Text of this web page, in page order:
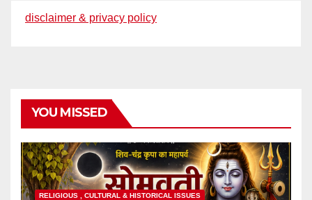
disclaimer & privacy policy
YOU MISSED
RELIGIOUS , CULTURAL & HISTORICAL ISSUES